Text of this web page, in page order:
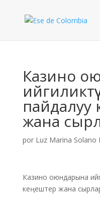
Казино
ийгиликтүү
пайдалуу
жана
por Luz Marina Solano
Казино оюндарына
кеңештер жана